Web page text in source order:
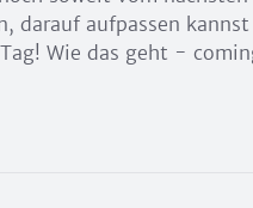
darauf aufpassen kannst
Wie das geht -